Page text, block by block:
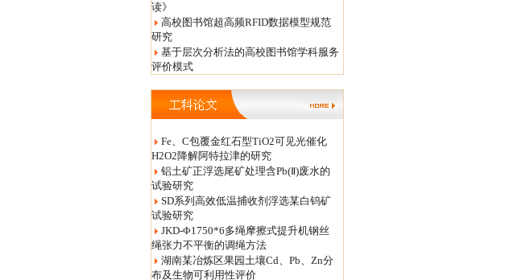
读》
高校图书馆超高频RFID数据模型规范
研究
基于层次分析法的高校图书馆学科服务
评价模式
Fe、C包覆金红石型TiO2可见光催化
H2O2降解阿特拉津的研究
铝土矿正浮选尾矿处理含Pb(Ⅱ)废水的
试验研究
SD系列高效低温捕收剂浮选某白钨矿
试验研究
JKD-Φ1750*6多绳摩擦式提升机钢丝
绳张力不平衡的调绳方法
湖南某冶炼区果园土壤Cd、Pb、Zn分
布及生物可利用性评价